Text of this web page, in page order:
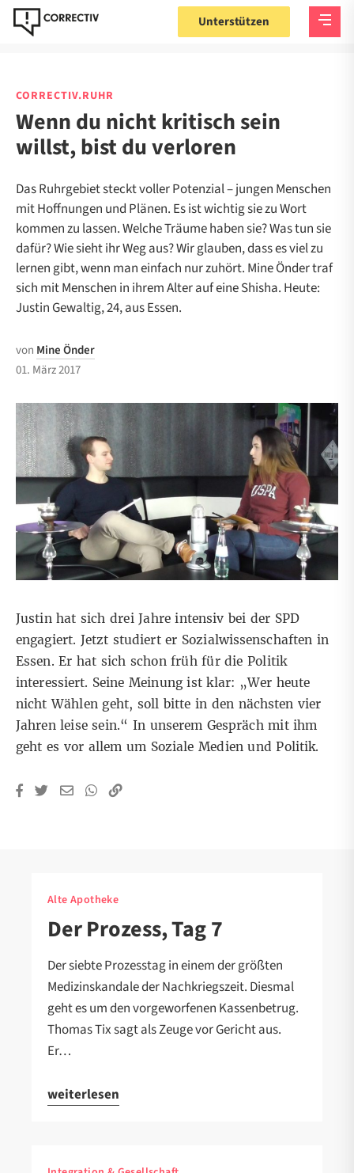
Unterstützen
CORRECTIV.RUHR
Wenn du nicht kritisch sein
willst, bist du verloren
Das Ruhrgebiet steckt voller Potenzial – jungen Menschen
mit Hoffnungen und Plänen. Es ist wichtig sie zu Wort
kommen zu lassen. Welche Träume haben sie? Was tun sie
dafür? Wie sieht ihr Weg aus? Wir glauben, dass es viel zu
lernen gibt, wenn man einfach nur zuhört. Mine Önder traf
sich mit Menschen in ihrem Alter auf eine Shisha. Heute:
Justin Gewaltig, 24, aus Essen.
von Mine Önder
01. März 2017
Justin hat sich drei Jahre intensiv bei der SPD
engagiert. Jetzt studiert er Sozialwissenschaften in
Essen. Er hat sich schon früh für die Politik
interessiert. Seine Meinung ist klar: „Wer heute
nicht Wählen geht, soll bitte in den nächsten vier
Jahren leise sein.“ In unserem Gespräch mit ihm
geht es vor allem um Soziale Medien und Politik.
Alte Apotheke
Der Prozess, Tag 7
Der siebte Prozesstag in einem der größten
Medizinskandale der Nachkriegszeit. Diesmal
geht es um den vorgeworfenen Kassenbetrug.
Thomas Tix sagt als Zeuge vor Gericht aus.
Er…
weiterlesen